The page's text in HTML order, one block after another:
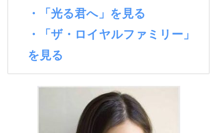
・「光る君へ」を見る
・「ザ・ロイヤルファミリー」
を見る